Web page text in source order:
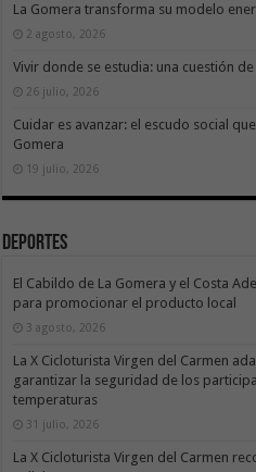
La Gomera transforma su modelo
2 agosto, 2026
Vivir donde se estudia: una cuestión
26 julio, 2026
Cuidar es avanzar: el escudo social
Gomera
19 julio, 2026
Deportes
El Cabildo de La Gomera y el Costa
para promocionar el producto local
3 agosto, 2026
La X Cicloturista Virgen del Carmen
garantizar la seguridad de los
temperaturas
31 julio, 2026
La X Cicloturista Virgen del Carmen